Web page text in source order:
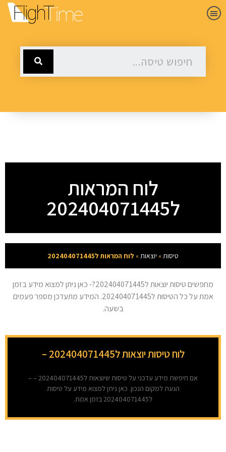
לוח המראות
ל202404071445
טיסות » יוצאות » לוח המראות ל202404071445
מחפשים טיסות יוצאות ל202404071445?- כאן ניתן למצוא מידע בזמן
אמת על כל הטיסות ל202404071445. המידע מתעדכן מספר פעמים
בשעה.
לוח טיסות יוצאות ל202404071445 –
אם חיפשת מידע עדכני על טיסות שיוצאות ל202404071445 – –
הגעת למקום הנכון. כאן ניתן למצוא מידע על טיסות
ל202404071445 בזמן אמת.